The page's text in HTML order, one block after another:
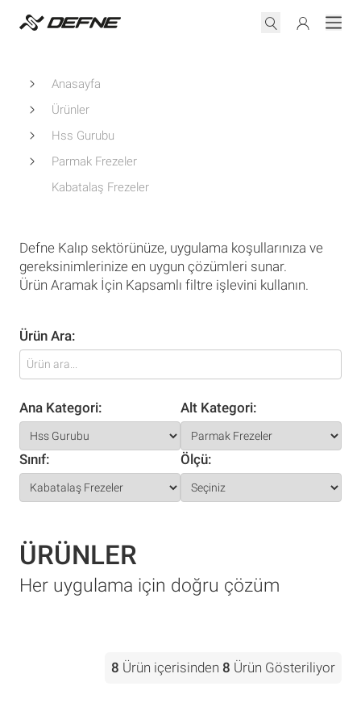
Anasayfa
Ürünler
Hss Gurubu
Parmak Frezeler
Kabatalaş Frezeler
Defne Kalıp sektörünüze, uygulama koşullarınıza ve
gereksinimlerinize en uygun çözümleri sunar.
Ürün Aramak İçin Kapsamlı filtre işlevini kullanın.
Ürün Ara:
Ana Kategori: Alt Kategori:
Sınıf: Ölçü:
ÜRÜNLER
Her uygulama için doğru çözüm
8 Ürün içerisinden 8 Ürün Gösteriliyor